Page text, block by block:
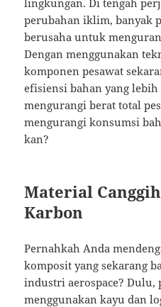
lingkungan. Di tengah
perubahan iklim, banyak
berusaha untuk
Dengan menggunakan
komponen pesawat
efisiensi bahan yang
mengurangi berat total
mengurangi konsumsi
kan?
Material
Karbon
Pernahkah Anda
komposit yang sekarang
industri aerospace? Dulu,
menggunakan kayu dan